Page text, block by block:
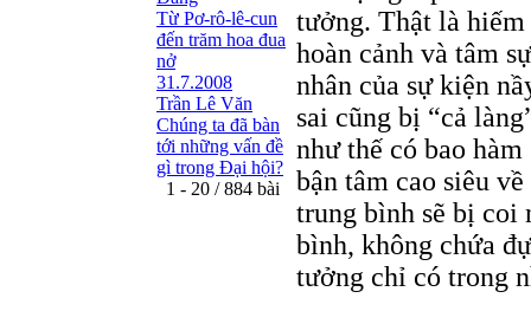
Từ Pơ-rô-lê-cun
đến trăm hoa đua
nở
31.7.2008
Trần Lê Văn
Chúng ta đã bàn
tới những vấn đề
gì trong Đại hội?
1 - 20 / 884 bài
tưởng. Thật là
hoàn cảnh và tâm
nhân của sự kiện
sai cũng bị “cả
như thế có bao
bận tâm cao siêu
trung bình sẽ bị coi
bình, không chứa
tưởng chỉ có trong